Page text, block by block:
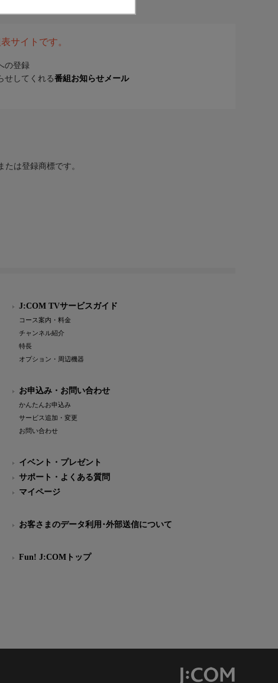
サイトです。
の登録
せしてくれる番組お知らせメール
は登録商標です。
J:COM TVサービスガイド
コース案内・料金
チャンネル紹介
特長
オプション・周辺機器
お申込み・お問い合わせ
かんたんお申込み
サービス追加・変更
お問い合わせ
イベント・プレゼント
サポート・よくある質問
マイページ
お客さまのデータ利用･外部送信について
Fun! J:COMトップ